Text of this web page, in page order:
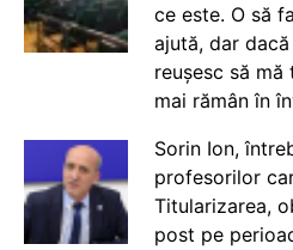
ce este. O să
ajută, dar
reușesc să
mai rămân în
Sorin Ion,
profesorilor
Titularizarea,
post pe